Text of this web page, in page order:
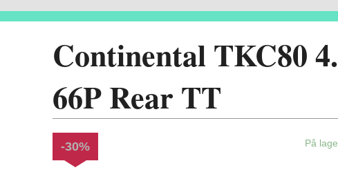
Continental TKC80
66P Rear TT
-30% På